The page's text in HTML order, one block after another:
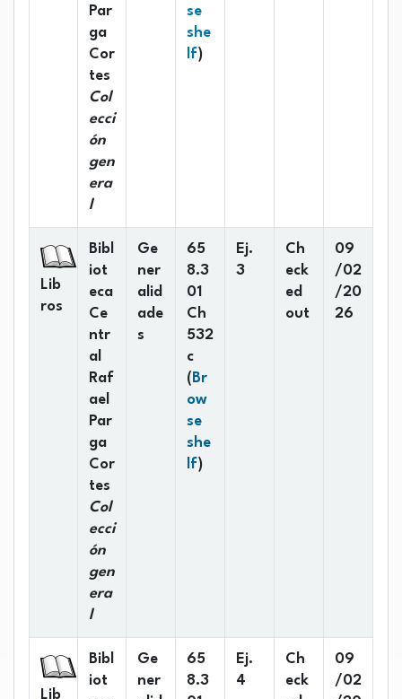
Par
ga
Cor
tes
Col
ecci
ón
gen
era
l
se
she
lf(Opens below)
)
Lib
ros
Bibl
iot
eca
Ce
ntr
al
Raf
ael
Par
ga
Cor
tes
Col
ecci
ón
gen
era
l
Ge
ner
alid
ade
s
65
8.3
01
Ch
532
c
( Br
ow
se
she
lf(Opens below)
)
Ej.
3
Ch
eck
ed
out
09
/02
/20
26
Lib
Bibl
iot
Ge
ner
65
8.3
Ej.
4
Ch
eck
09
/02